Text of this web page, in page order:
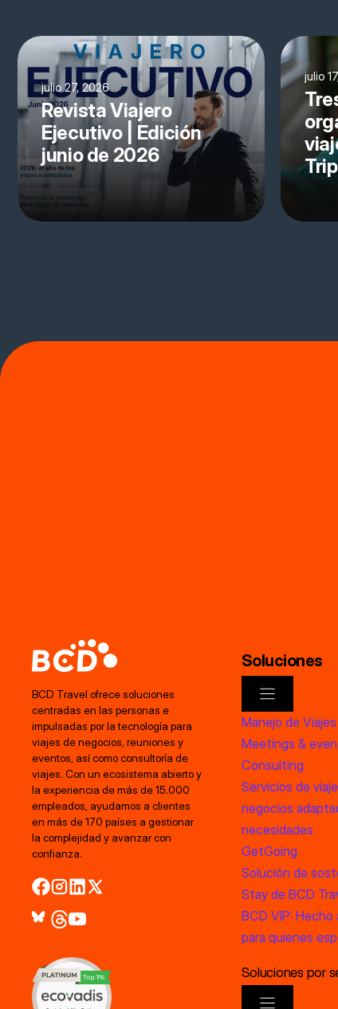
julio 27, 2026
Revista Viajero
Ejecutivo | Edición
junio de 2026
julio
BCD Travel ofrece soluciones
centradas en las personas e
impulsadas por la tecnología para
viajes de negocios, reuniones y
eventos, así como consultoría de
viajes. Con un ecosistema abierto y
la experiencia de más de 15.000
empleados, ayudamos a clientes
en más de 170 países a gestionar
la complejidad y avanzar con
confianza.
Soluciones
Manejo de Viajes
Meetings &
Consulting
Servicios de
negocios
necesidades
GetGoing
Solución de
Stay de BCD
BCD VIP: Hecho
para quienes
Soluciones por